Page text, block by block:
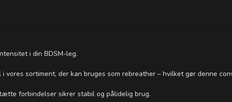
i din BDSM-leg.
i vores sortiment, der kan bruges som rebreather – hvilket gør denne
forbindelser sikrer stabil og pålidelig brug.